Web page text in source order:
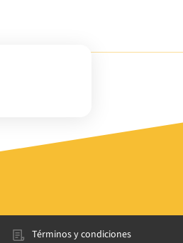
Términos y condiciones